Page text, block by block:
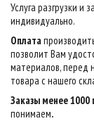
Услуга разгрузки и
индивидуально.
Оплата
позволит Вам
материалов, перед
товара с нашего
Заказы менее
понимаем.